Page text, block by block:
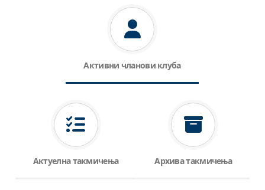
Активни чланови клуба
Актуелна такмичења Архива такмичења